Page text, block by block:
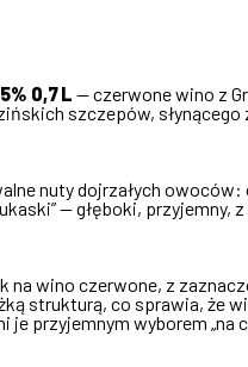
0,7 L — czerwone wino z
szczepów,
nuty dojrzałych
— głęboki, przyjemny,
na wino czerwone, z
strukturą, co sprawia, że
przyjemnym wyborem „na